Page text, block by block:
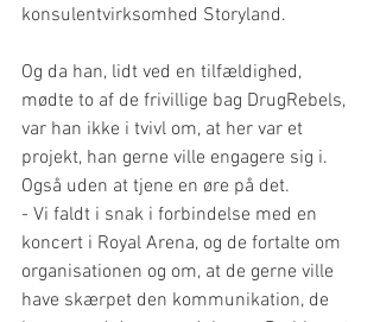
konsulentvirksomhed Storyland.
Og da han, lidt ved en tilfældighed,
mødte to af de frivillige bag DrugRebels,
var han ikke i tvivl om, at her var et
projekt, han gerne ville engagere sig i.
Også uden at tjene en øre på det.
- Vi faldt i snak i forbindelse med en
koncert i Royal Arena, og de fortalte om
organisationen og om, at de gerne ville
have skærpet den kommunikation, de